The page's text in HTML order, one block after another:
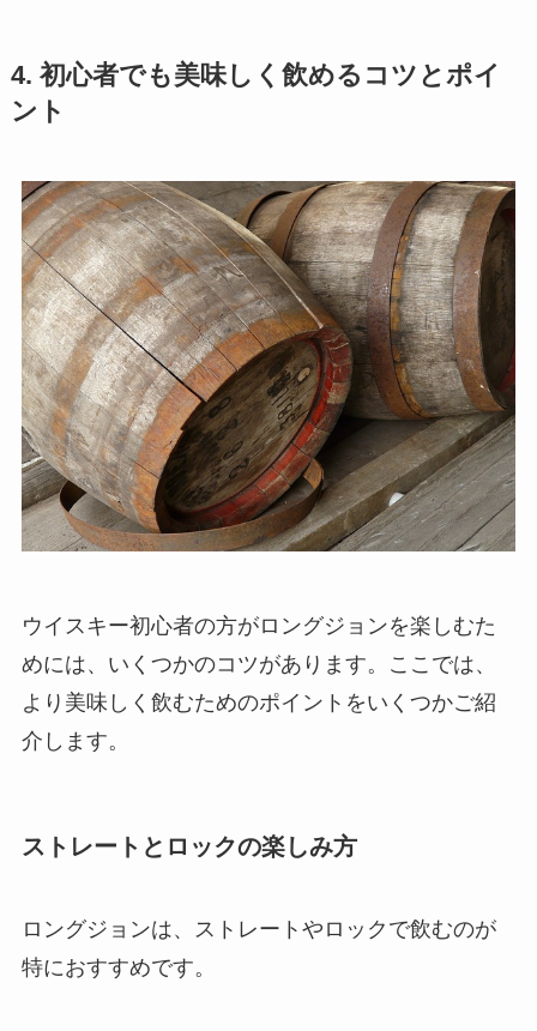
4. 初心者でも美味しく飲めるコツとポイ
ント
ウイスキー初心者の方がロングジョンを楽しむた
めには、いくつかのコツがあります。ここでは、
より美味しく飲むためのポイントをいくつかご紹
介します。
ストレートとロックの楽しみ方
ロングジョンは、ストレートやロックで飲むのが
特におすすめです。